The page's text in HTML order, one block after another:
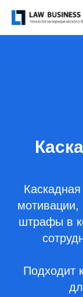
мотивации,
штрафы в
Подходит